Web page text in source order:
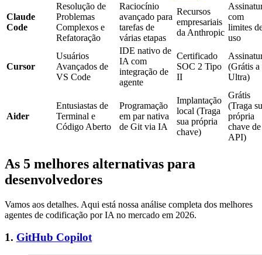
Claude
Code
Resolução de
Problemas
Complexos e
Refatoração
Raciocínio
avançado para
tarefas de
várias etapas
Recursos
empresariais
da Anthropic
com
limites
uso
Cursor
Usuários
Avançados de
VS Code
IDE nativo de
IA com
integração de
agente
Certificado
SOC 2 Tipo
II
(Grátis a
Ultra)
Aider
Entusiastas de
Terminal e
Código Aberto
Programação
em par nativa
de Git via IA
Implantação
local (Traga
sua própria
chave)
Grátis
(Traga
própria
chave de
API)
As 5 melhores alternativas para
desenvolvedores
Vamos aos detalhes. Aqui está nossa análise completa dos melhores
agentes de codificação por IA no mercado em 2026.
1. GitHub Copilot